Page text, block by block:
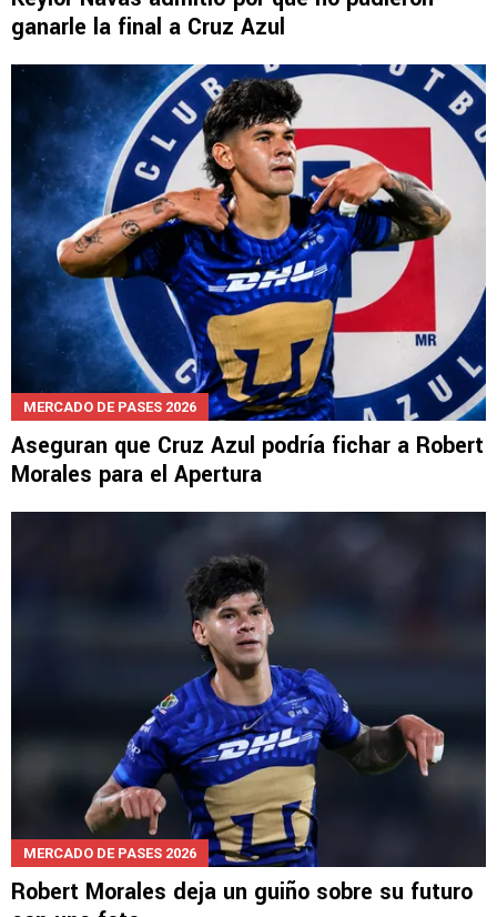
ganarle la final a Cruz Azul
MERCADO DE PASES 2026
Aseguran que Cruz Azul podría fichar a Robert
Morales para el Apertura
MERCADO DE PASES 2026
Robert Morales deja un guiño sobre su futuro